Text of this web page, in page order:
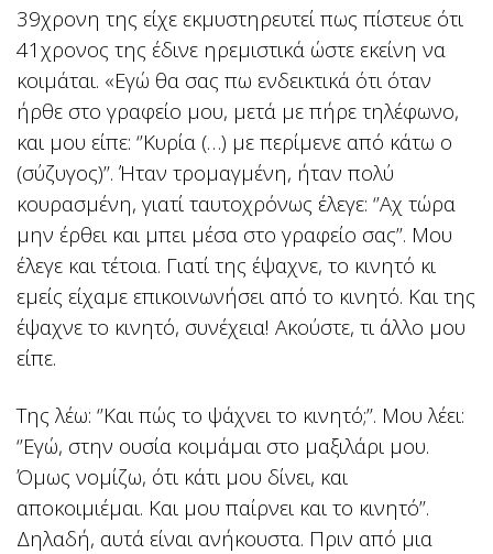
39χρονη της είχε εκμυστηρευτεί πως πίστευε ότι
41χρονος της έδινε ηρεμιστικά ώστε εκείνη να
κοιμάται. «Εγώ θα σας πω ενδεικτικά ότι όταν
ήρθε στο γραφείο μου, μετά με πήρε τηλέφωνο,
και μου είπε: ‘’Κυρία (…) με περίμενε από κάτω ο
(σύζυγος)’’. Ήταν τρομαγμένη, ήταν πολύ
κουρασμένη, γιατί ταυτοχρόνως έλεγε: ‘’Αχ τώρα
μην έρθει και μπει μέσα στο γραφείο σας’’. Μου
έλεγε και τέτοια. Γιατί της έψαχνε, το κινητό κι
εμείς είχαμε επικοινωνήσει από το κινητό. Και της
έψαχνε το κινητό, συνέχεια! Ακούστε, τι άλλο μου
είπε.
Της λέω: ‘’Και πώς το ψάχνει το κινητό;’’. Μου λέει:
‘’Εγώ, στην ουσία κοιμάμαι στο μαξιλάρι μου.
Όμως νομίζω, ότι κάτι μου δίνει, και
αποκοιμιέμαι. Και μου παίρνει και το κινητό’’.
Δηλαδή, αυτά είναι ανήκουστα. Πριν από μια